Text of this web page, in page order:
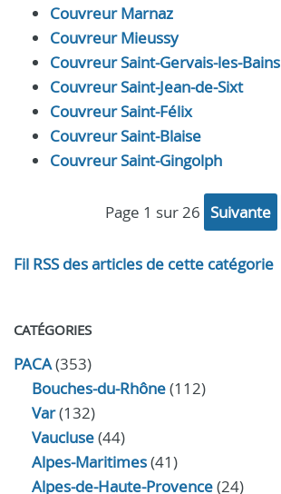
Couvreur Marnaz
Couvreur Mieussy
Couvreur Saint-Gervais-les-Bains
Couvreur Saint-Jean-de-Sixt
Couvreur Saint-Félix
Couvreur Saint-Blaise
Couvreur Saint-Gingolph
page 1 sur 26 suivante
Fil RSS des articles de cette catégorie
CATÉGORIES
PACA(353)
Bouches-du-Rhône(112)
Var(132)
Vaucluse(44)
Alpes-Maritimes(41)
Alpes-de-Haute-Provence(24)